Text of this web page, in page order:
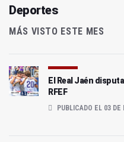
Deportes
MÁS VISTO ESTE MES
El Real Jaén
RFEF
PUBLICADO EL 03 DE